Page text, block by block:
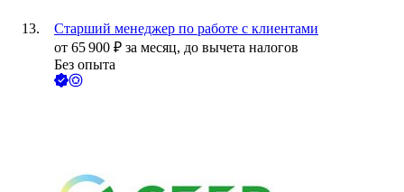
Старший менеджер по работе с клиентами
от 65 900 ₽ за месяц, до вычета налогов
Без опыта